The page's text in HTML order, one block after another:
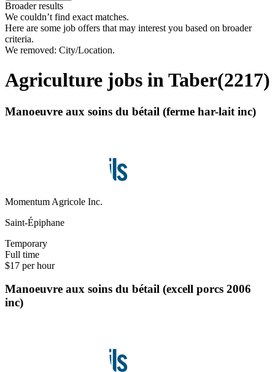
Broader results
We couldn’t find exact matches.
Here are some job offers that may interest you based on broader
criteria.
We removed: City/Location.
Agriculture jobs in Taber(2217)
Manoeuvre aux soins du bétail (ferme har-lait inc)
Momentum Agricole Inc.
Saint-Épiphane
Temporary
Full time
$17 per hour
Manoeuvre aux soins du bétail (excell porcs 2006
inc)